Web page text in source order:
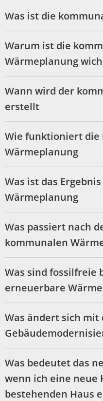
Was ist die
Warum ist die
Wärmeplanung
Wann wird der
erstellt
Wie funktioniert die
Wärmeplanung
Was ist das
Wärmeplanung
Was passiert nach
kommunalen
Was sind fossilfreie
erneuerbare
Was ändert sich mit
Was bedeutet das
wenn ich eine neue
bestehenden Haus